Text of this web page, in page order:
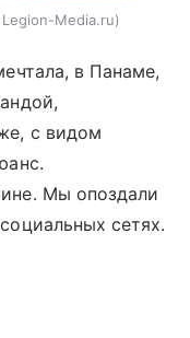
Legion-Media.ru
в Панаме,
с видом
Мы опоздали
сетях.